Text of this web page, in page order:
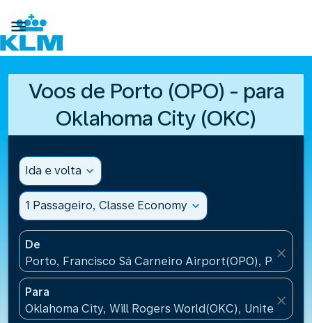

Voos de Porto (OPO) - para
Oklahoma City (OKC)
Ida e volta expand_more
1 Passageiro, Classe Economy expand_more
De
Porto, Francisco Sá Carneiro Airport(OPO), Portugal
close
Para
Oklahoma City, Will Rogers World(OKC), United
close